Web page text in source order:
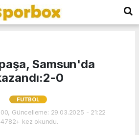
Samsun'da
0
FUTBOL
Güncelleme: 29.03.2025 - 21:22
4782+ kez okundu.